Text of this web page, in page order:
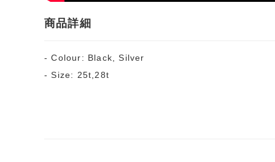
商品詳細
- Colour: Black, Silver
- Size: 25t,28t